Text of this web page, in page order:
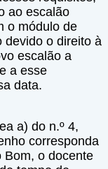
ao escalão
o módulo de
devido o direito à
escalão a
a esse
data.
a) do n.º 4,
corresponda
Bom, o docente